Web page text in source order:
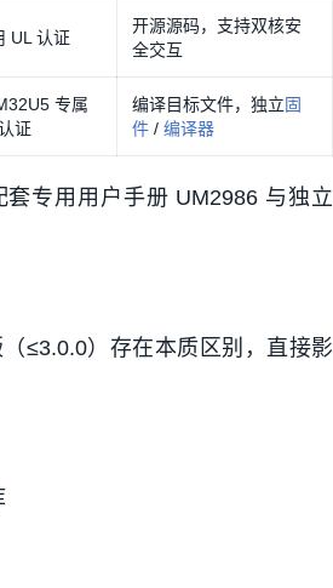
UL 认证
开源源码，支持双核安
全交互
专属
证
编译目标文件，独立固
件 / 编译器
专用用户手册 UM2986 与独立
≤3.0.0）存在本质区别，直接影